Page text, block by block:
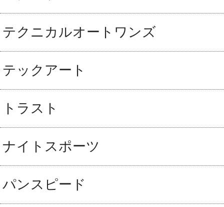
テクニカルオートワンズ
テックアート
トラスト
ナイトスポーツ
パンスピード